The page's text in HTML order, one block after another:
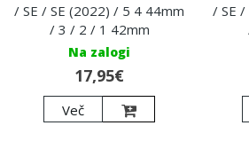
/ SE / SE (2022) / 5 4 44mm
/ 3 / 2 / 1 42mm
Na zalogi
17,95€
Več
/ SE